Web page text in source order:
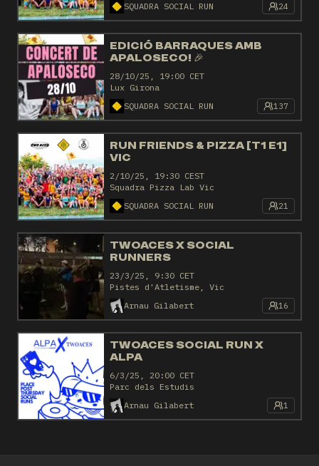
SQUADRA SOCIAL RUN
24
EDICIÓ BARRAQUES AMB
APALOSECO! 🎉
28/10/25, 19:00 CET
Lux Girona
SQUADRA SOCIAL RUN
137
RUN FRIENDS & PIZZA [T1 E1]
VIC
2/10/25, 19:30 CEST
Squadra Pizza Lab Vic
SQUADRA SOCIAL RUN
21
TWOACES X SOCIAL
RUNNERS
23/3/25, 9:30 CET
Pistes d'Atletisme, Vic
Arnau Gilabert
16
TWOACES SOCIAL RUN X
ALPA
6/3/25, 20:00 CET
Parc dels Estudis
Arnau Gilabert
1